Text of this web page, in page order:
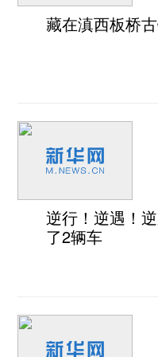
藏在滇西板桥
逆行！逆遇！
了2辆车